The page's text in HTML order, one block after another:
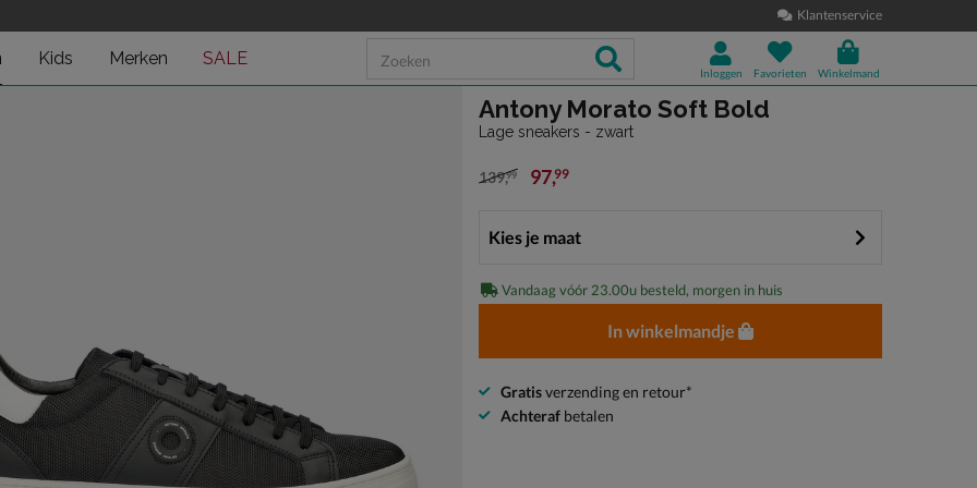
Klantenservice
Kids Merken SALE
Inloggen Favorieten Winkelmand
Antony Morato Soft Bold
Lage sneakers - zwart
van € 139,99 voor € 97,99
139,99 97,99
Kies je maat
Vandaag vóór 23.00u besteld, morgen in huis
In winkelmandje
Gratisverzending en retour*
Achteraf betalen